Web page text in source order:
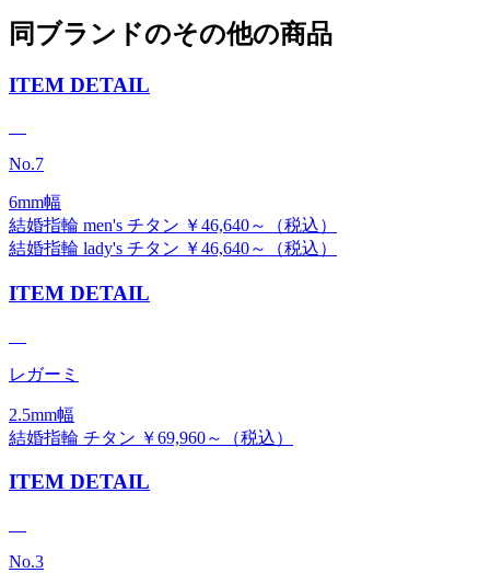
同ブランドのその他の商品
ITEM DETAIL
No.7
6mm幅
結婚指輪 men's チタン ￥46,640～（税込）
結婚指輪 lady's チタン ￥46,640～（税込）
ITEM DETAIL
レガーミ
2.5mm幅
結婚指輪 チタン ￥69,960～（税込）
ITEM DETAIL
No.3